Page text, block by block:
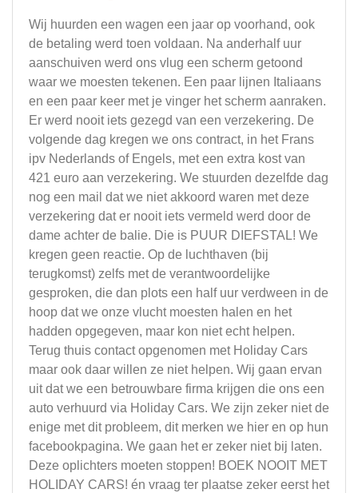
Wij huurden een wagen een jaar op voorhand, ook
de betaling werd toen voldaan. Na anderhalf uur
aanschuiven werd ons vlug een scherm getoond
waar we moesten tekenen. Een paar lijnen Italiaans
en een paar keer met je vinger het scherm aanraken.
Er werd nooit iets gezegd van een verzekering. De
volgende dag kregen we ons contract, in het Frans
ipv Nederlands of Engels, met een extra kost van
421 euro aan verzekering. We stuurden dezelfde dag
nog een mail dat we niet akkoord waren met deze
verzekering dat er nooit iets vermeld werd door de
dame achter de balie. Die is PUUR DIEFSTAL! We
kregen geen reactie. Op de luchthaven (bij
terugkomst) zelfs met de verantwoordelijke
gesproken, die dan plots een half uur verdween in de
hoop dat we onze vlucht moesten halen en het
hadden opgegeven, maar kon niet echt helpen.
Terug thuis contact opgenomen met Holiday Cars
maar ook daar willen ze niet helpen. Wij gaan ervan
uit dat we een betrouwbare firma krijgen die ons een
auto verhuurd via Holiday Cars. We zijn zeker niet de
enige met dit probleem, dit merken we hier en op hun
facebookpagina. We gaan het er zeker niet bij laten.
Deze oplichters moeten stoppen! BOEK NOOIT MET
HOLIDAY CARS! én vraag ter plaatse zeker eerst het